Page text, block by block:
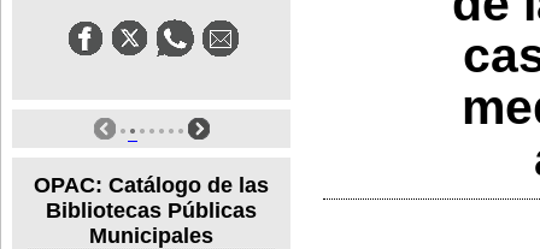
OPAC: Catálogo de las
Bibliotecas Públicas
Municipales